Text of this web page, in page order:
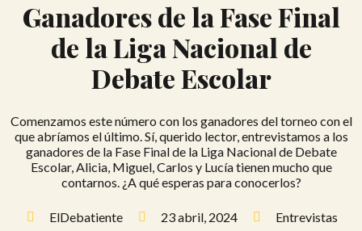
Ganadores de la Fase Final
de la Liga Nacional de
Debate Escolar
Comenzamos este número con los ganadores del torneo con el
que abríamos el último. Sí, querido lector, entrevistamos a los
ganadores de la Fase Final de la Liga Nacional de Debate
Escolar, Alicia, Miguel, Carlos y Lucía tienen mucho que
contarnos. ¿A qué esperas para conocerlos?
ElDebatiente 23 abril, 2024 Entrevistas